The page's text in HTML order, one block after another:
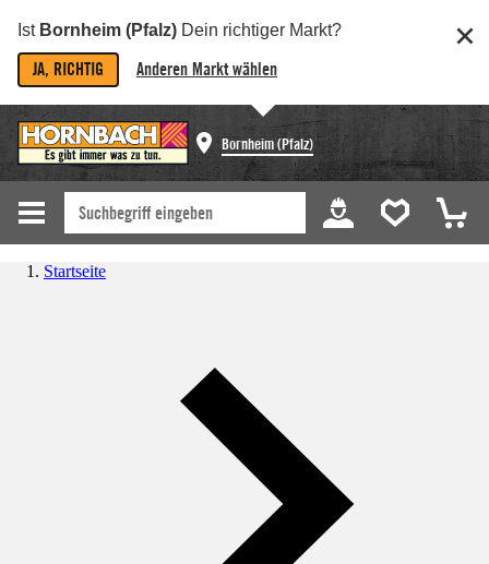
Ist Bornheim (Pfalz) Dein richtiger Markt?
JA, RICHTIG Anderen Markt wählen
Bornheim (Pfalz)
Startseite